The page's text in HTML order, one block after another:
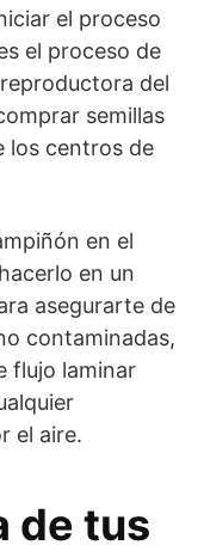
el proceso
el proceso de
del
semillas
los centros de
en el
en un
asegurarte de
contaminadas,
flujo laminar
el aire.
de tus